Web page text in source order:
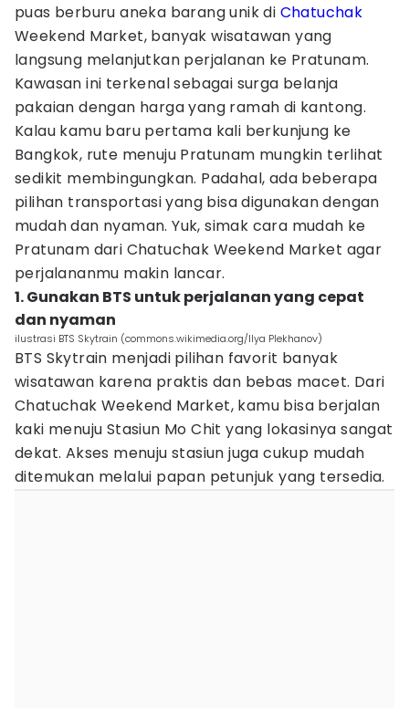
puas berburu aneka barang unik di Chatuchak
Weekend Market, banyak wisatawan yang
langsung melanjutkan perjalanan ke Pratunam.
Kawasan ini terkenal sebagai surga belanja
pakaian dengan harga yang ramah di kantong.
Kalau kamu baru pertama kali berkunjung ke
Bangkok, rute menuju Pratunam mungkin terlihat
sedikit membingungkan. Padahal, ada beberapa
pilihan transportasi yang bisa digunakan dengan
mudah dan nyaman. Yuk, simak cara mudah ke
Pratunam dari Chatuchak Weekend Market agar
perjalananmu makin lancar.
1. Gunakan BTS untuk perjalanan yang cepat
dan nyaman
ilustrasi BTS Skytrain (commons.wikimedia.org/Ilya Plekhanov)
BTS Skytrain menjadi pilihan favorit banyak
wisatawan karena praktis dan bebas macet. Dari
Chatuchak Weekend Market, kamu bisa berjalan
kaki menuju Stasiun Mo Chit yang lokasinya sangat
dekat. Akses menuju stasiun juga cukup mudah
ditemukan melalui papan petunjuk yang tersedia.